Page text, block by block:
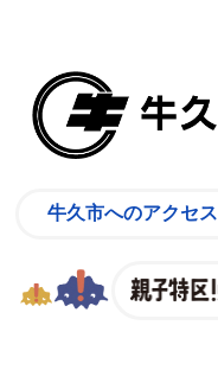
牛久市へのアクセス